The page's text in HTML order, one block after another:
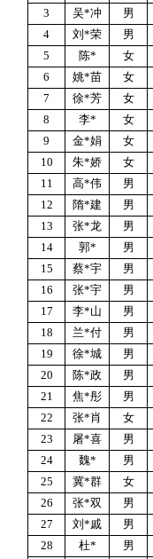
3
吴*冲 男
4
刘*荣 男
5
陈* 女
6
姚*苗 女
7
徐*芳 女
8
李* 女
9
金*娟 女
10
朱*娇 女
11
高*伟 男
12
隋*建 男
13
张*龙 男
14
郭* 男
15
蔡*宇 男
16
张*宇 男
17
李*山 男
18
兰*付 男
19
徐*城 男
20
陈*政 男
21
焦*彤 男
22
张*肖 女
23
屠*喜 男
24
魏* 男
25
冀*群 女
26
张*双 男
27
刘*戚 男
28
杜* 男